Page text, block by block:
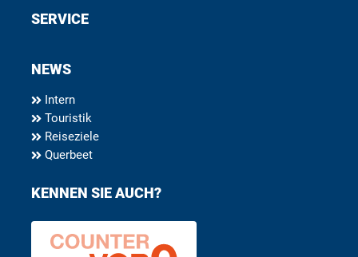
SERVICE
NEWS
Intern
Touristik
Reiseziele
Querbeet
KENNEN SIE AUCH?